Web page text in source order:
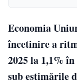
Economia
încetinire a
2025 la 1,1%
sub estimările